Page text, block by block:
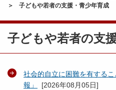
子どもや若者の支援・青少年育成
子どもや若者の支
社会的自立に困難を有する
報」
[2026年08月05日]